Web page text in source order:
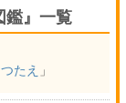
鑑』一覧
たえ 」